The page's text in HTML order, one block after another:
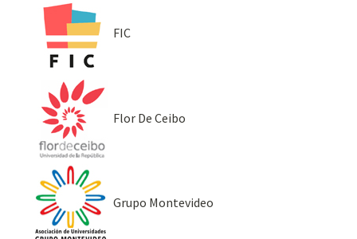
FIC
Flor De Ceibo
Grupo Montevideo